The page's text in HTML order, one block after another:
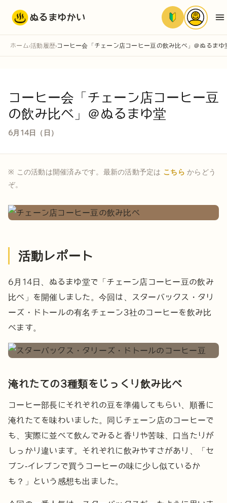
ぬるまゆかい
ホーム ›活動履歴› コーヒー会「チェーン店コーヒー豆の飲み比べ」＠ぬるまゆ
コーヒー会「チェーン店コーヒー豆
の飲み比べ」＠ぬるまゆ堂
6月14日（日）
※ この活動は開催済みです。最新の活動予定は こちら からどう
ぞ。
活動レポート
6月14日、ぬるまゆ堂で「チェーン店コーヒー豆の飲み
比べ」を開催しました。今回は、スターバックス・タリ
ーズ・ドトールの有名チェーン3社のコーヒーを飲み比
べます。
淹れたての3種類をじっくり飲み比べ
コーヒー部長にそれぞれの豆を準備してもらい、順番に
淹れたてを味わいました。同じチェーン店のコーヒーで
も、実際に並べて飲んでみると香りや苦味、口当たりが
しっかり違います。それぞれに飲みやすさがあり、「セ
ブン-イレブンで買うコーヒーの味に少し似ているか
も？」という感想も出ました。